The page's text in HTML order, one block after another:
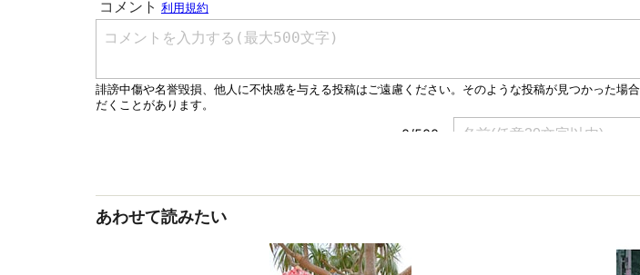
あわせて読みたい